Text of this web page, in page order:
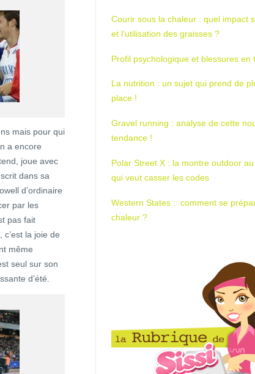
mais pour qui
a encore
joue avec
dans sa
d’ordinaire
par les
pas fait
la joie de
même
seul sur son
d’été.
Courir sous la chaleur : quel impact
et l’utilisation des graisses ?
Profil psychologique et blessures en
La nutrition : un sujet qui prend de
place !
Gravel running : analyse de cette
tendance !
Polar Street X : la montre outdoor
qui veut casser les codes
Western States : comment se
chaleur ?